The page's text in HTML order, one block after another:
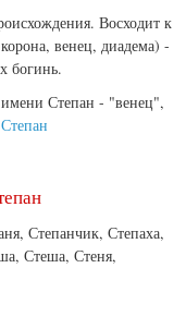
Восходит к
венец, диадема) -
богинь.
имени Степан - "венец",
Степанчик, Степаха,
Стеша, Стеня,